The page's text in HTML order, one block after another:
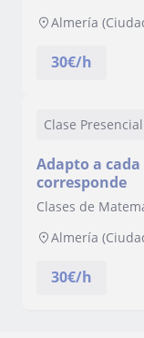
Almería
30€/h
Clase Presencial
Adapto a
corresponde
Clases de
Almería
30€/h